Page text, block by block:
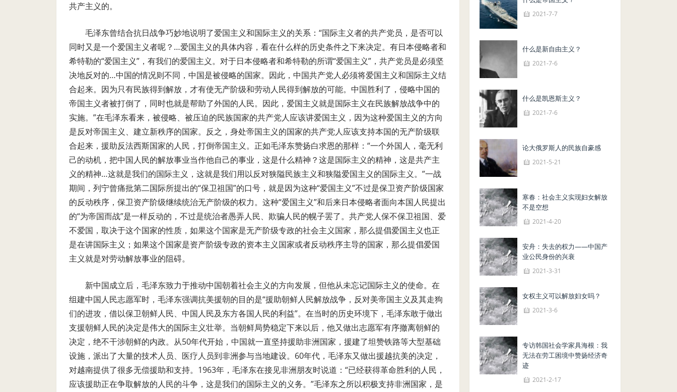
共产主义的。
毛泽东曾结合抗日战争巧妙地说明了爱国主义和国际主义的关系：“国际主义者的共产党员，是否可以
同时又是一个爱国主义者呢？…爱国主义的具体内容，看在什么样的历史条件之下来决定。有日本侵略者和
希特勒的“爱国主义”，有我们的爱国主义。对于日本侵略者和希特勒的所谓“爱国主义”，共产党员是必须坚
决地反对的…中国的情况则不同，中国是被侵略的国家。因此，中国共产党人必须将爱国主义和国际主义结
合起来。因为只有民族得到解放，才有使无产阶级和劳动人民得到解放的可能。中国胜利了，侵略中国的
帝国主义者被打倒了，同时也就是帮助了外国的人民。因此，爱国主义就是国际主义在民族解放战争中的
实施。”在毛泽东看来，被侵略、被压迫的民族国家的共产党人应该讲爱国主义，因为这种爱国主义的方向
是反对帝国主义、建立新秩序的国家。反之，身处帝国主义的国家的共产党人应该支持本国的无产阶级联
合起来，援助反法西斯国家的人民，打倒帝国主义。正如毛泽东赞扬白求恩的那样：“一个外国人，毫无利
己的动机，把中国人民的解放事业当作他自己的事业，这是什么精神？这是国际主义的精神，这是共产主
义的精神…这就是我们的国际主义，这就是我们用以反对狭隘民族主义和狭隘爱国主义的国际主义。”一战
期间，列宁曾痛批第二国际所提出的“保卫祖国”的口号，就是因为这种“爱国主义”不过是保卫资产阶级国家
的反动秩序，保卫资产阶级继续统治无产阶级的权力。这种“爱国主义”和后来日本侵略者面向本国人民提出
的“为帝国而战”是一样反动的，不过是统治者愚弄人民、欺骗人民的幌子罢了。共产党人保不保卫祖国、爱
不爱国，取决于这个国家的性质，如果这个国家是无产阶级专政的社会主义国家，那么提倡爱国主义也正
是在讲国际主义；如果这个国家是资产阶级专政的资本主义国家或者反动秩序主导的国家，那么提倡爱国
主义就是对劳动解放事业的阻碍。
新中国成立后，毛泽东致力于推动中国朝着社会主义的方向发展，但他从未忘记国际主义的使命。在
组建中国人民志愿军时，毛泽东强调抗美援朝的目的是“援助朝鲜人民解放战争，反对美帝国主义及其走狗
们的进攻，借以保卫朝鲜人民、中国人民及东方各国人民的利益”。在当时的历史环境下，毛泽东敢于做出
支援朝鲜人民的决定是伟大的国际主义壮举。当朝鲜局势稳定下来以后，他又做出志愿军有序撤离朝鲜的
决定，绝不干涉朝鲜的内政。从50年代开始，中国就一直坚持援助非洲国家，援建了坦赞铁路等大型基础
设施，派出了大量的技术人员、医疗人员到非洲参与当地建设。60年代，毛泽东又做出援越抗美的决定，
对越南提供了很多无偿援助和支持。1963年，毛泽东在接见非洲朋友时说道：“已经获得革命胜利的人民，
应该援助正在争取解放的人民的斗争，这是我们的国际主义的义务。”毛泽东之所以积极支持非洲国家，是
2021-7-7
什么是新自由主义？
2021-7-6
什么是凯恩斯主义？
2021-7-6
论大俄罗斯人的民族自豪感
2021-5-21
寒春：社会主义实现妇女解放
不是空想
2021-4-20
安舟：失去的权力——中国产
业公民身份的兴衰
2021-3-31
女权主义可以解放妇女吗？
2021-3-6
专访韩国社会学家具海根：我
无法在劳工困境中赞扬经济奇
迹
2021-2-17